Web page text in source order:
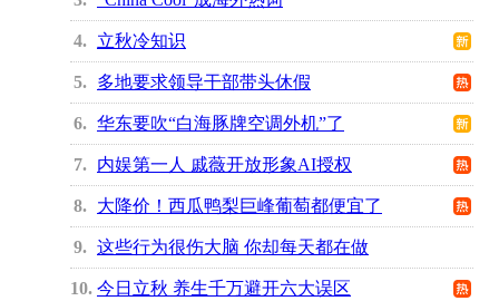
4 立秋冷知识
5 多地要求领导干部带头休假
6 华东要吹“白海豚牌空调外机”了
7 内娱第一人 戚薇开放形象AI授权
8 大降价！西瓜鸭梨巨峰葡萄都便宜了
9 这些行为很伤大脑 你却每天都在做
10 今日立秋 养生千万避开六大误区